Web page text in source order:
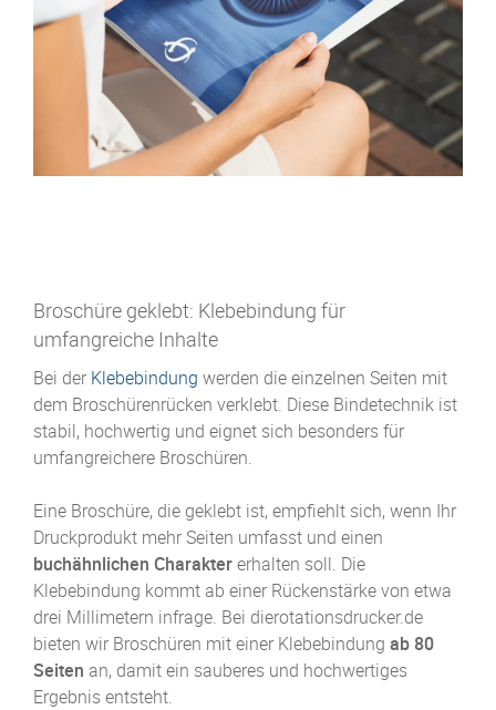
Broschüre geklebt: Klebebindung für
umfangreiche Inhalte
Bei der Klebebindung werden die einzelnen Seiten mit
dem Broschüren­rücken verklebt. Diese Bindetechnik ist
stabil, hochwertig und eignet sich besonders für
umfangreichere Broschüren.
Eine Broschüre, die geklebt ist, empfiehlt sich, wenn Ihr
Druckprodukt mehr Seiten umfasst und einen
buchähnlichen Charaktererhalten soll. Die
Klebebindung kommt ab einer Rücken­stärke von etwa
drei Millimetern infrage. Bei dierotationsdrucker.de
bieten wir Broschüren mit einer Klebebindung ab 80
Seiten an, damit ein sauberes und hochwertiges
Ergebnis entsteht.